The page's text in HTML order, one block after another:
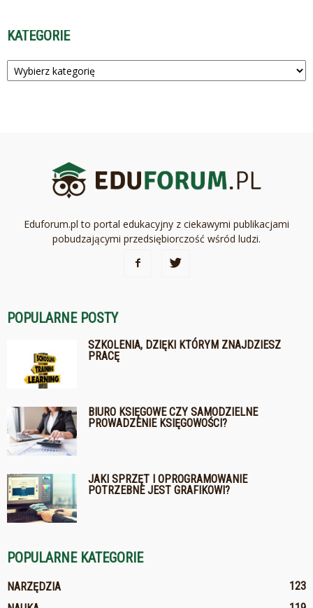
KATEGORIE
Kategorie
Eduforum.pl to portal edukacyjny z ciekawymi publikacjami
pobudzającymi przedsiębiorczość wśród ludzi.
POPULARNE POSTY
SZKOLENIA, DZIĘKI KTÓRYM ZNAJDZIESZ
PRACĘ
BIURO KSIĘGOWE CZY SAMODZIELNE
PROWADZENIE KSIĘGOWOŚCI?
JAKI SPRZĘT I OPROGRAMOWANIE
POTRZEBNE JEST GRAFIKOWI?
POPULARNE KATEGORIE
NARZĘDZIA
123